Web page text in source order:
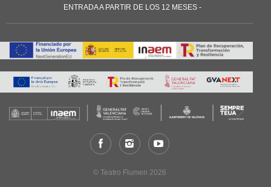
ENTRADA A PARTIR DE LOS 12 MESES -
© Teatro Flumen 2026